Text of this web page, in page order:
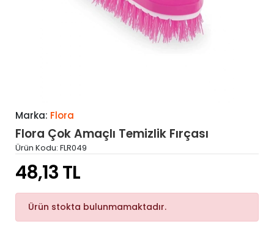
Marka: Flora
Flora Çok Amaçlı Temizlik Fırçası
Ürün Kodu: FLR049
48,13 TL
Ürün stokta bulunmamaktadır.